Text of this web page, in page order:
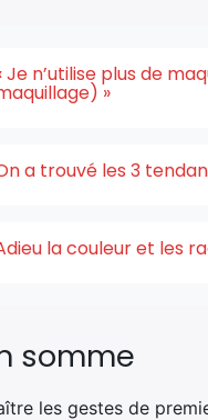
Je n’utilise plus de
»
a trouvé les 3
la couleur et les
somme
les gestes de